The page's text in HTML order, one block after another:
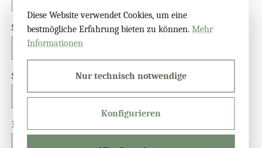
Schalter
Sensor
Dimmfunktion
Diese Website verwendet Cookies, um eine
bestmögliche Erfahrung bieten zu können.Mehr
Informationen
Nur technisch notwendige
Konfigurieren